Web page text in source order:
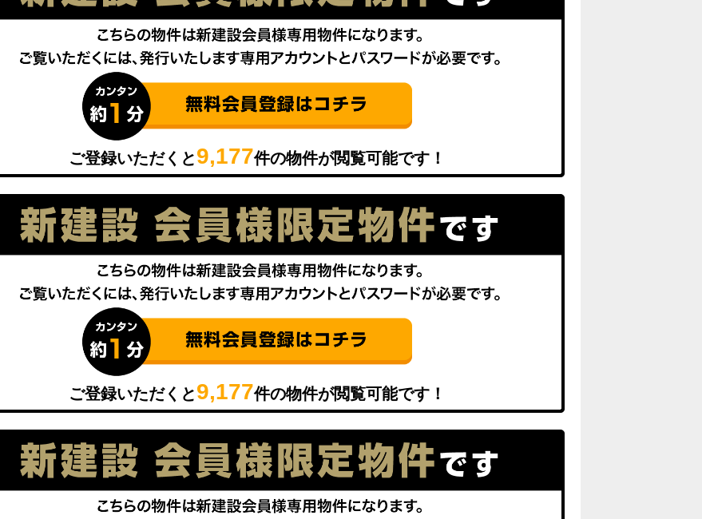
ご登録いただくと9,177件の物件が閲覧可能です！
ご登録いただくと9,177件の物件が閲覧可能です！